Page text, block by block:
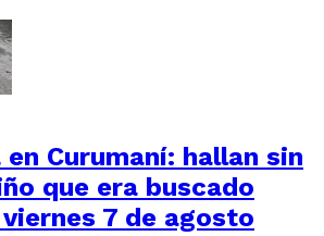
en Curumaní: hallan sin
que era buscado
7 de agosto